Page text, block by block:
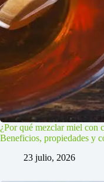
¿Por qué mezclar miel con
Beneficios, propiedades y
23 julio, 2026